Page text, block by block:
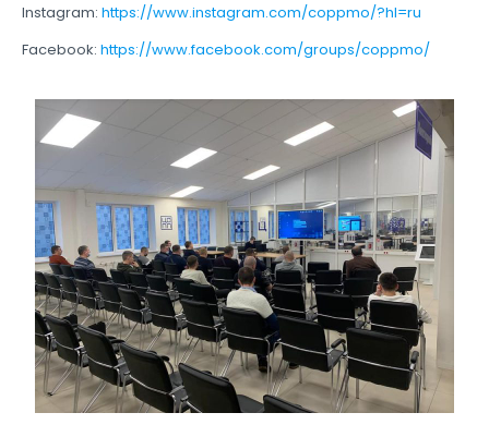
Instagram: https://www.instagram.com/coppmo/?hl=ru
Facebook: https://www.facebook.com/groups/coppmo/